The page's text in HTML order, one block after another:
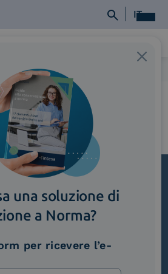
IT
newsletter
ed eventi dal mondo della
una soluzione di
a Norma?
per ricevere l’e-